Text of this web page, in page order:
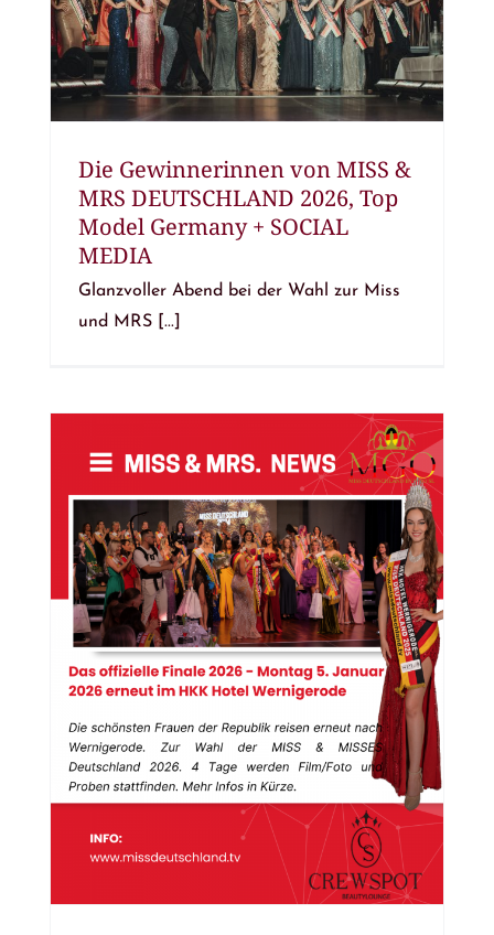
Die Gewinnerinnen von MISS &
MRS DEUTSCHLAND 2026, Top
Model Germany + SOCIAL
MEDIA
Glanzvoller Abend bei der Wahl zur Miss
und MRS [...]